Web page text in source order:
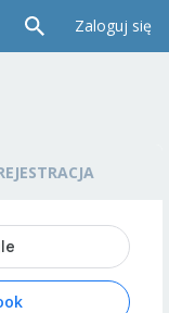
Zaloguj się